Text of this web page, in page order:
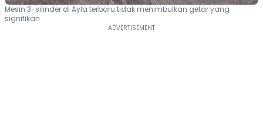
Mesin 3-silinder di Ayla terbaru tidak menimbulkan getar yang
signifikan